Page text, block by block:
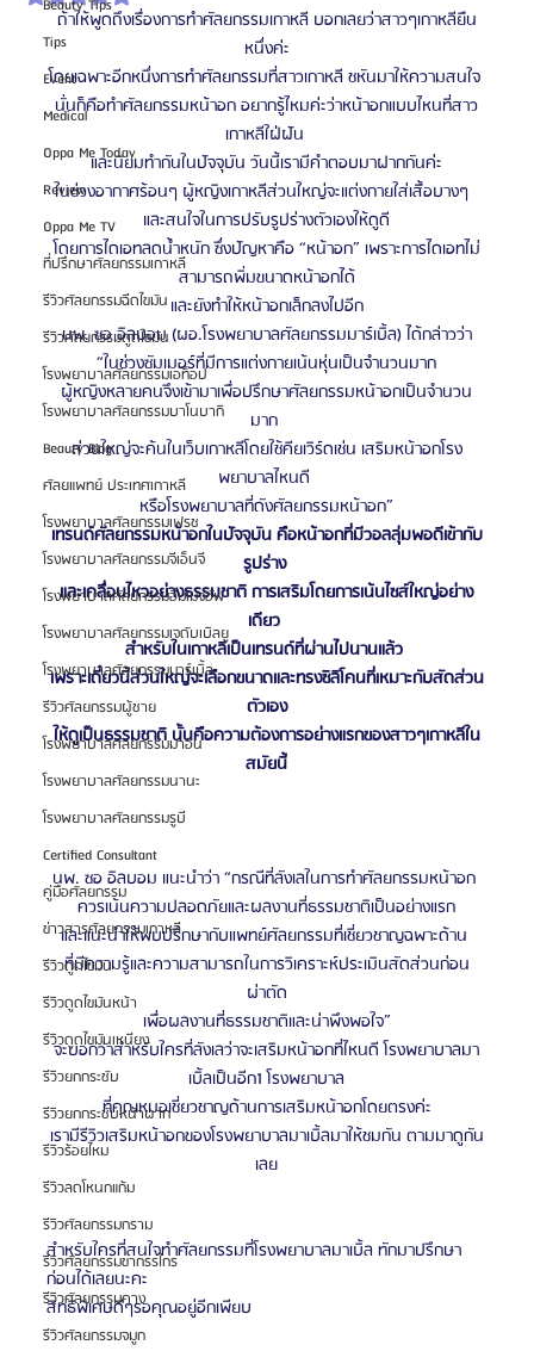
Beauty Tips
Tips
Event
Medical
Oppa Me Today
Review
Oppa Me TV
ที่ปรึกษาศัลยกรรมเกาหลี
รีวิวศัลยกรรมฉีดไขมัน
รีวิวศัลยกรรมดูดไขมัน
โรงพยาบาลศัลยกรรมเอท็อป
โรงพยาบาลศัลยกรรมบาโนบากิ
Beauty Blog
ศัลยแพทย์ ประเทศเกาหลี
โรงพยาบาลศัลยกรรมเฟรช
โรงพยาบาลศัลยกรรมจีเอ็นจี
โรงพยาบาลศัลยกรรมอิมเมจอัพ
โรงพยาบาลศัลยกรรมเจดับเบิลยู
โรงพยาบาลศัลยกรรมมาร์เบิ้ล
รีวิวศัลยกรรมผู้ชาย
โรงพยาบาลศัลยกรรมมาอิน
โรงพยาบาลศัลยกรรมนานะ
โรงพยาบาลศัลยกรรมรูบี
Certified Consultant
คู่มือศัลยกรรม
ข่าวสารศัลยกรรมเกาหลี
รีวิวดูดไขมัน
รีวิวดูดไขมันหน้า
รีวิวดูดไขมันเหนียง
รีวิวยกกระชับ
รีวิวยกกระชับหน้าผาก
รีวิวร้อยไหม
รีวิวลดโหนกแก้ม
รีวิวศัลยกรรมกราม
รีวิวศัลยกรรมขากรรไกร
รีวิวศัลยกรรมคาง
รีวิวศัลยกรรมจมูก
ถ้าให้พูดถึงเรื่องการทำศัลยกรรมเกาหลี บอกเลยว่าสาวๆเกาหลียืน
หนึ่งค่ะ
โดยเฉพาะอีกหนึ่งการทำศัลยกรรมที่สาวเกาหลี ชหันมาให้ความสนใจ
นั่นก็คือทำศัลยกรรมหน้าอก อยากรู้ไหมค่ะว่าหน้าอกแบบไหนที่สาว
เกาหลีใฝ่ฝัน
และนิยมทำกันในปัจจุบัน วันนี้เรามีคำตอบมาฝากกันค่ะ
ในช่วงอากาศร้อนๆ ผู้หญิงเกาหลีส่วนใหญ่จะแต่งกายใส่เสื้อบางๆ
และสนใจในการปรับรูปร่างตัวเองให้ดูดี
โดยการไดเอทลดน้ำหนัก ซึ่งปัญหาคือ “หน้าอก” เพราะการไดเอทไม่
สามารถพิ่มขนาดหน้าอกได้
และยังทำให้หน้าอกเล็กลงไปอีก
นพ. ซอ อิลบอม (ผอ.โรงพยาบาลศัลยกรรมมาร์เบิ้ล) ได้กล่าวว่า
“ในช่วงซัมเมอร์ที่มีการแต่งกายเน้นหุ่นเป็นจำนวนมาก
ผู้หญิงหลายคนจึงเข้ามาเพื่อปรึกษาศัลยกรรมหน้าอกเป็นจำนวน
มาก
ส่วนใหญ่จะค้นในเว็บเกาหลีโดยใช้คียเวิร์ดเช่น เสริมหน้าอกโรง
พยาบาลไหนดี
หรือโรงพยาบาลที่ดังศัลยกรรมหน้าอก”
เทรนด์ศัลยกรรมหน้าอกในปัจจุบัน คือหน้าอกที่มีวอลลุ่มพอดีเข้ากับ
รูปร่าง
และเคลื่อนไหวอย่างธรรมชาติ การเสริมโดยการเน้นไซส์ใหญ่อย่าง
เดียว
สำหรับในเกาหลีเป็นเทรนด์ที่ผ่านไปนานแล้ว
เพราะเดี๋ยวนี้ส่วนใหญ่จะเลือกขนาดและทรงซิลิโคนที่เหมาะกับสัดส่วน
ตัวเอง
ให้ดูเป็นธรรมชาติ นั้นคือความต้องการอย่างแรกของสาวๆเกาหลีใน
สมัยนี้
นพ. ซอ อิลบอม แนะนำว่า “กรณีที่ลังเลในการทำศัลยกรรมหน้าอก
ควรเน้นความปลอดภัยและผลงานที่ธรรมชาติเป็นอย่างแรก
และแนะนำให้พบปรึกษากับแพทย์ศัลยกรรมที่เชี่ยวชาญฉพาะด้าน
ที่มีความรู้และความสามารถในการวิเคราะห์ประเมินสัดส่วนก่อน
ผ่าตัด
เพื่อผลงานที่ธรรมชาติและน่าพึงพอใจ”
จะบอกว่าสำหรับใครที่ลังเลว่าจะเสริมหน้าอกที่ไหนดี โรงพยาบาลมา
เบิ้ลเป็นอีก1 โรงพยาบาล
ที่คุณหมอเชี่ยวชาญด้านการเสริมหน้าอกโดยตรงค่ะ
เรามีรีวิวเสริมหน้าอกของโรงพยาบาลมาเบิ้ลมาให้ชมกัน ตามมาดูกัน
เลย
สำหรับใครที่สนใจทำศัลยกรรมที่โรงพยาบาลมาเบิ้ล ทักมาปรึกษา
ก่อนได้เลยนะคะ
สิทธิพิเศษดีๆรอคุณอยู่อีกเพียบ